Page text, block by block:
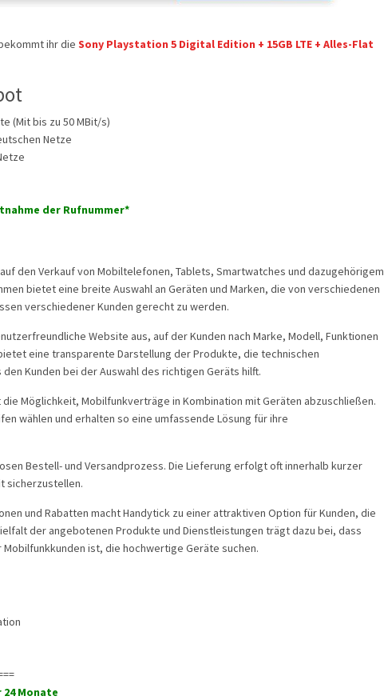
ihr die Sony Playstation 5 Digital Edition + 15GB LTE + Alles-Flat
(Mit bis zu 50 MBit/s)
Netze
der Rufnummer*
den Verkauf von Mobiltelefonen, Tablets, Smartwatches und dazugehörigem
bietet eine breite Auswahl an Geräten und Marken, die von verschiedenen
verschiedener Kunden gerecht zu werden.
Website aus, auf der Kunden nach Marke, Modell, Funktionen
eine transparente Darstellung der Produkte, die technischen
Kunden bei der Auswahl des richtigen Geräts hilft.
Möglichkeit, Mobilfunkverträge in Kombination mit Geräten abzuschließen.
wählen und erhalten so eine umfassende Lösung für ihre
Bestell- und Versandprozess. Die Lieferung erfolgt oft innerhalb kurzer
sicherzustellen.
und Rabatten macht Handytick zu einer attraktiven Option für Kunden, die
der angebotenen Produkte und Dienstleistungen trägt dazu bei, dass
ist, die hochwertige Geräte suchen.
24 Monate